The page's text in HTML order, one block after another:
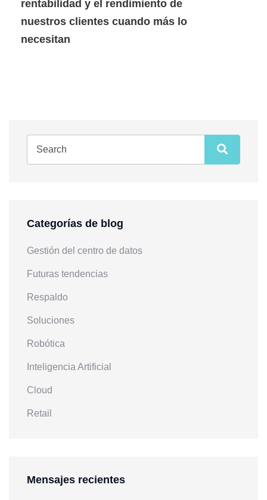
rentabilidad y el rendimiento de
nuestros clientes cuando más lo
necesitan
Categorías de blog
Gestión del centro de datos
Futuras tendencias
Respaldo
Soluciones
Robótica
Inteligencia Artificial
Cloud
Retail
Mensajes recientes